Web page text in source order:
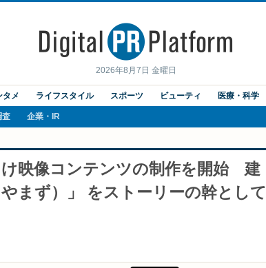
2026年8月7日 金曜日
タメ ライフスタイル スポーツ ビューティ 医療・科学
査 企業・IR
映像コンテンツの制作を開始 建
まず）」 をストーリーの幹として